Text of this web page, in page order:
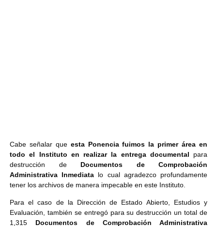
Cabe señalar queesta Ponencia fuimos la primer área en
todo el Instituto en realizar la entrega documental para
destrucción de Documentos de Comprobación
Administrativa Inmediata lo cual agradezco profundamente
tener los archivos de manera impecable en este Instituto.
Para el caso de la Dirección de Estado Abierto, Estudios y
Evaluación, también se entregó para su destrucción un total de
1,315 Documentos de Comprobación Administrativa